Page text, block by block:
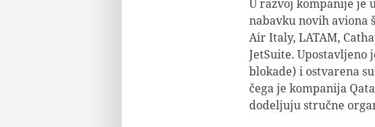
U razvoj kompanije je
nabavku novih aviona
Air Italy, LATAM,
JetSuite. Upostavljeno
blokade) i ostvarena
čega je kompanija
dodeljuju stručne